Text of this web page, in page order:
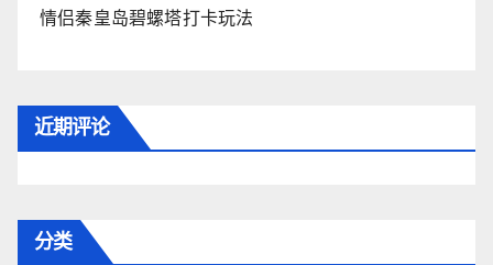
情侣秦皇岛碧螺塔打卡玩法
近期评论
分类